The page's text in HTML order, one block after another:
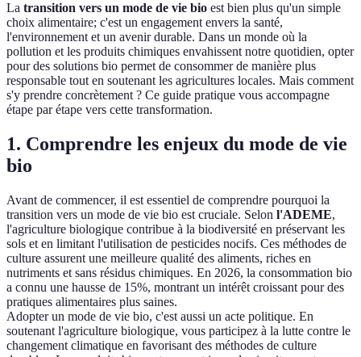
La transition vers un mode de vie bio est bien plus qu'un simple
choix alimentaire; c'est un engagement envers la santé,
l'environnement et un avenir durable. Dans un monde où la
pollution et les produits chimiques envahissent notre quotidien, opter
pour des solutions bio permet de consommer de manière plus
responsable tout en soutenant les agricultures locales. Mais comment
s'y prendre concrètement ? Ce guide pratique vous accompagne
étape par étape vers cette transformation.
1. Comprendre les enjeux du mode de vie
bio
Avant de commencer, il est essentiel de comprendre pourquoi la
transition vers un mode de vie bio est cruciale. Selon l'ADEME,
l'agriculture biologique contribue à la biodiversité en préservant les
sols et en limitant l'utilisation de pesticides nocifs. Ces méthodes de
culture assurent une meilleure qualité des aliments, riches en
nutriments et sans résidus chimiques. En 2026, la consommation bio
a connu une hausse de 15%, montrant un intérêt croissant pour des
pratiques alimentaires plus saines.
Adopter un mode de vie bio, c'est aussi un acte politique. En
soutenant l'agriculture biologique, vous participez à la lutte contre le
changement climatique en favorisant des méthodes de culture